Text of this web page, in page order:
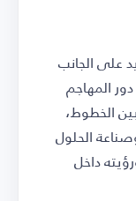
على الجانب
المهاجم
الخطوط،
الحلول
داخل